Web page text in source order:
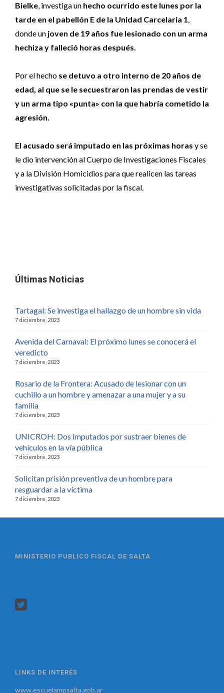
Bielke, investiga un hecho ocurrido este lunes por la
tarde en el pabellón E de la Unidad Carcelaria 1,
donde un joven de 19 años fue lesionado con un arma
hechiza y falleció horas después.
Por el hecho se detuvo a otro interno de 20 años de
edad, al que se le secuestraron las prendas de vestir
y un arma tipo «punta» con la que habría cometido la
agresión.
El acusado será imputado en las próximas horas y se
le dio intervención al Cuerpo de Investigaciones Fiscales
y a la División Homicidios para que realicen las tareas
investigativas solicitadas por la fiscal.
Últimas Noticias
Tartagal: Se investiga el hallazgo de un hombre sin vida
7 diciembre, 2023
Avenida del Carnaval: El próximo lunes se conocerá el
veredicto
7 diciembre, 2023
Rosario de la Frontera: Acusado de lesionar con un
cuchillo a un hombre y amenazar a una mujer y a su
familia
7 diciembre, 2023
UNICROH: Dos imputados por sustraer bienes de
vehículos en la vía pública
7 diciembre, 2023
Solicitan prisión preventiva de un hombre para
resguardar a la víctima
7 diciembre, 2023
MINISTERIO PUBLICO FISCAL DE SALTA
LINKS DE INTERÉS
www.escuelampsalta.gob.ar